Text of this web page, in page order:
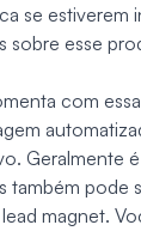
se estiverem
sobre esse
com
Geralmente
também pode
magnet.